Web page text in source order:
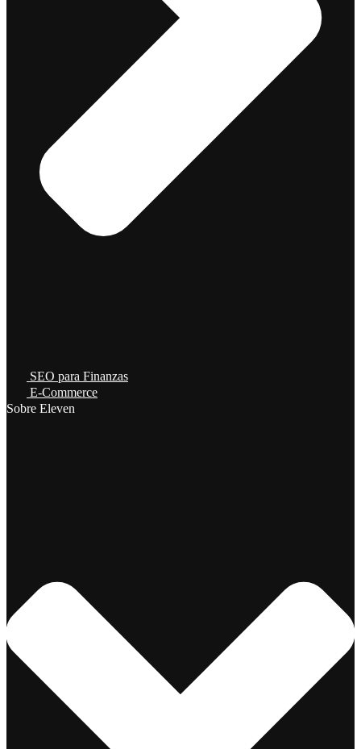
SEO para Finanzas
E-Commerce
Sobre Eleven